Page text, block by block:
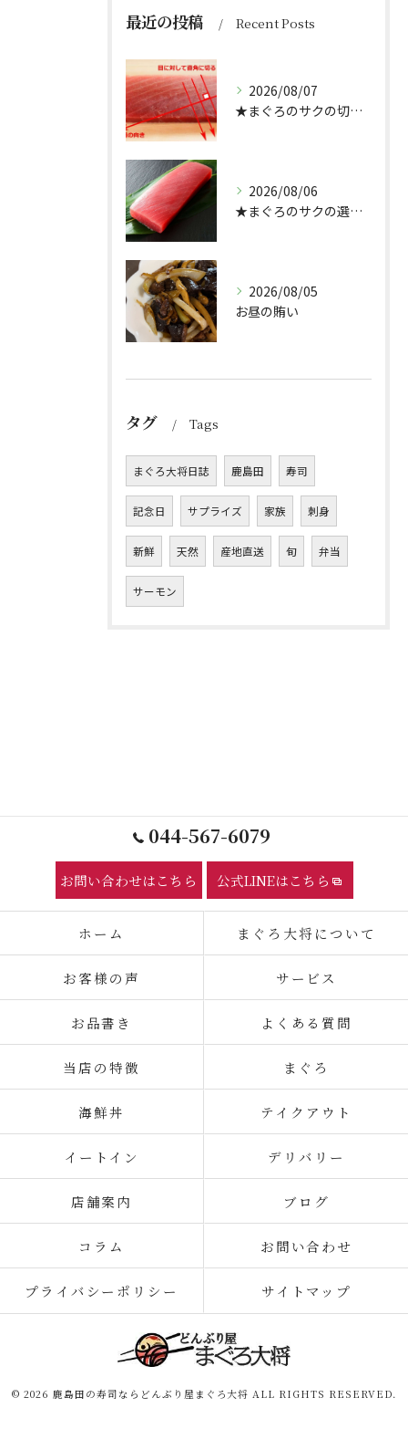
最近の投稿 Recent Posts
2026/08/07
★まぐろのサクの切り方★
2026/08/06
★まぐろのサクの選び方★（どんぶり屋まぐろ大将）
2026/08/05
お昼の賄い
タグ Tags
まぐろ大将日誌 鹿島田 寿司
記念日 サプライズ 家族 刺身
新鮮 天然 産地直送 旬 弁当
サーモン
044-567-6079
お問い合わせはこちら 公式LINEはこちら
ホーム まぐろ大将について
お客様の声 サービス
お品書き よくある質問
当店の特徴 まぐろ
海鮮丼 テイクアウト
イートイン デリバリー
店舗案内 ブログ
コラム お問い合わせ
プライバシーポリシー サイトマップ
© 2026 鹿島田の寿司ならどんぶり屋まぐろ大将 ALL RIGHTS RESERVED.